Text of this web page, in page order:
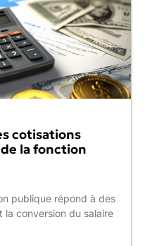
cotisations
la fonction
publique répond à des
la conversion du salaire